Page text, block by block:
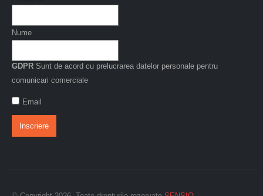
Nume
GDPR Sunt de acord cu prelucrarea datelor personale pentru
comunicari comerciale
Email